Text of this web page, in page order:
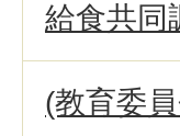
給食共同
(教育委